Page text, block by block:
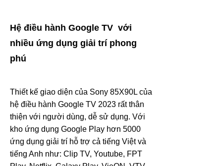
Hệ điều hành Google TV với
nhiều ứng dụng giải trí phong
phú
Thiết kế giao diện của Sony 85X90L của
hệ điều hành Google TV 2023 rất thân
thiện với người dùng, dễ sử dụng. Với
kho ứng dụng Google Play hơn 5000
ứng dụng giải trí hỗ trợ cả tiếng Việt và
tiếng Anh như: Clip TV, Youtube, FPT